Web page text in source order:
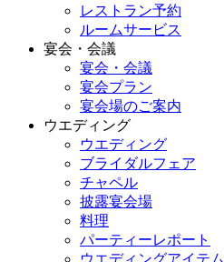
レストラン予約
ルームサービス
宴会・会議
宴会・会議
宴会プラン
宴会場のご案内
ウエディング
ウエディング
ブライダルフェア
チャペル
披露宴会場
料理
パーティーレポート
ウエディングアイテム